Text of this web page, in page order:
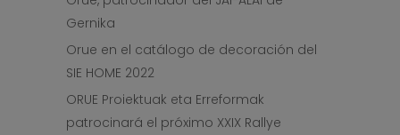
Gernika
Orue en el catálogo de decoración del
SIE HOME 2022
ORUE Proiektuak eta Erreformak
patrocinará el próximo XXIX Rallye